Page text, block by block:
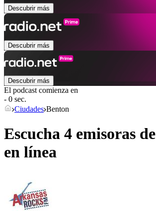
Descubrir más
Descubrir más
Descubrir más
El podcast comienza en
- 0 sec.
Ciudades Benton
Escucha 4 emisoras de
en línea